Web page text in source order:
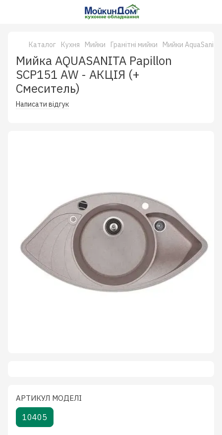
Каталог Кухня Мийки Гранітні мийки Мийки AquaSanita
Мийка AQUASANITA Papillon
SCP151 AW - АКЦIЯ (+
Смеситель)
Написати відгук
АРТИКУЛ МОДЕЛІ
10405